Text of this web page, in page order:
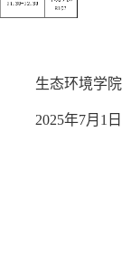
生态环境学院
2025年7月1 日